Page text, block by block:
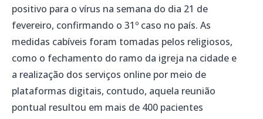
positivo para o vírus na semana do dia 21 de
fevereiro, confirmando o 31º caso no país. As
medidas cabíveis foram tomadas pelos religiosos,
como o fechamento do ramo da igreja na cidade e
a realização dos serviços online por meio de
plataformas digitais, contudo, aquela reunião
pontual resultou em mais de 400 pacientes